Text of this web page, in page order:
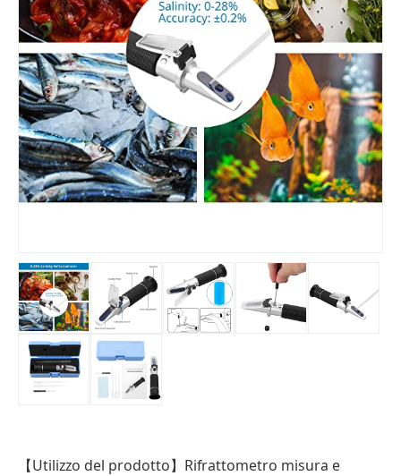
【Utilizzo del prodotto】Rifrattometro misura e